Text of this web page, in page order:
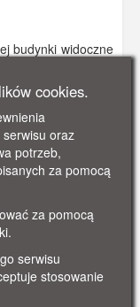
budynki widoczne
w 1922 r. dom
(Jaśkowa Dolina
cookies.
serwisu oraz
potrzeb,
za pomocą
za pomocą
serwisu
stosowanie